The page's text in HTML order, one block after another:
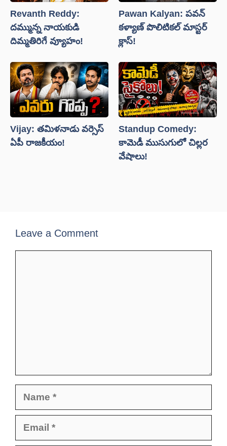
Revanth Reddy:
దమ్మున్న నాయకుడి
దిమ్మతిరిగే వ్యూహం!
Pawan Kalyan: పవన్
కళ్యాణ్ పొలిటికల్ మాస్టర్
క్లాస్!
Vijay: తమిళనాడు వర్సెస్
ఏపీ రాజకీయం!
Standup Comedy:
కామెడీ ముసుగులో చిల్లర
వేషాలు!
Leave a Comment
Name
Email